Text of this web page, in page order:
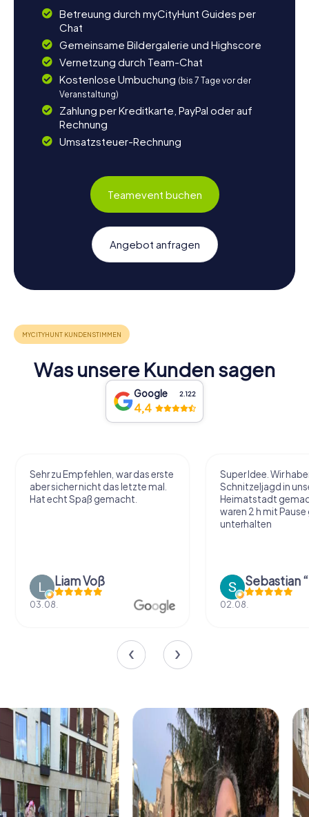
interessiert, die myCityHunt Schnitzeljagden in
Bartoszyce sind die perfekte Wahl. Also schnappt euch
eure Freunde oder Familie und macht euch auf zur
Entdeckungstour durch Bartoszyce!
Betreuung durch myCityHunt Guides per
Chat
Gemeinsame Bildergalerie und Highscore
Vernetzung durch Team-Chat
Kostenlose Umbuchung (bis 7 Tage vor der
Veranstaltung)
Zahlung per Kreditkarte, PayPal oder auf
Rechnung
Umsatzsteuer-Rechnung
Teamevent buchen
Angebot anfragen
Was unsere Kunden sagen
Google 2.122
4,4
Sehr zu Empfehlen, war das erste
aber sicher nicht das letzte mal.
Hat echt Spaß gemacht.
Liam Voß
03.08.
Super Idee. Wir
Schnitzeljagd in
Heimatstadt
waren 2 h mit
unterhalten
02.08.